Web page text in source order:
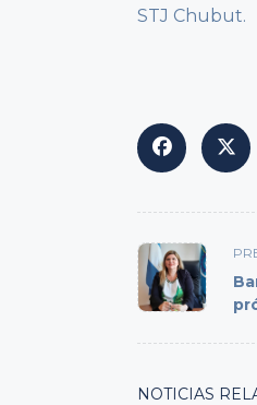
STJ Chubut.
<span
class="nav-
subtitle
NOTICIAS